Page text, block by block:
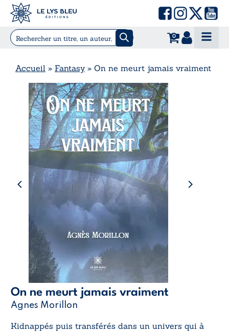
0
Accueil » Fantasy» On ne meurt jamais vraiment
On ne meurt jamais vraiment
Agnes Morillon
Kidnappés puis transférés dans un univers qui à